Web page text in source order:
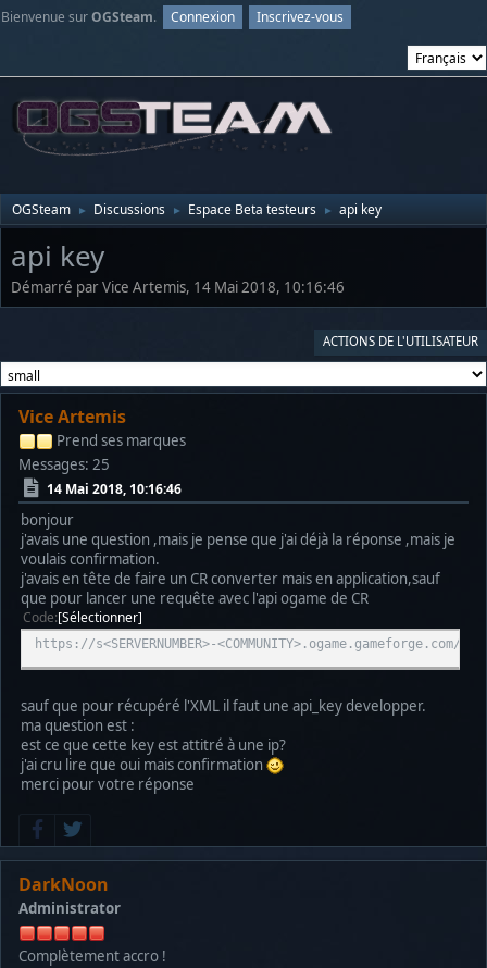
Bienvenue surOGSteam. Connexion Inscrivez-vous
OGSteam ► Discussions ► Espace Beta testeurs ► api key
api key
Démarré par Vice Artemis, 14 Mai 2018, 10:16:46
ACTIONS DE L'UTILISATEUR
Vice Artemis
Prend ses marques
Messages: 25
14 Mai 2018, 10:16:46
bonjour
j'avais une question ,mais je pense que j'ai déjà la réponse ,mais je
voulais confirmation.
j'avais en tête de faire un CR converter mais en application,sauf
que pour lancer une requête avec l'api ogame de CR
Code Sélectionner
https://s<SERVERNUMBER>-
sauf que pour récupéré l'XML il faut une api_key developper.
ma question est :
est ce que cette key est attitré à une ip?
j'ai cru lire que oui mais confirmation
merci pour votre réponse
DarkNoon
Administrator
Complètement accro !